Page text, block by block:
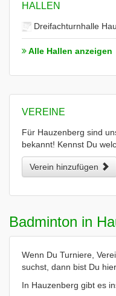
HALLEN
Dreifachturnhalle
Alle Hallen anzeigen
VEREINE
Für Hauzenberg sind
bekannt! Kennst Du
Verein hinzufügen
Badminton in
Wenn Du Turniere,
suchst, dann bist Du
In Hauzenberg gibt es